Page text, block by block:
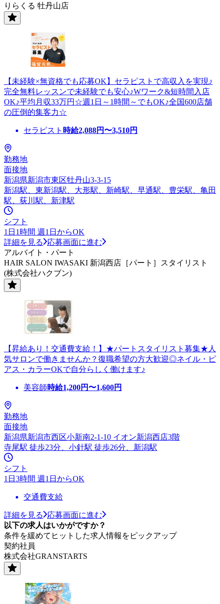
りらくる 牡丹山店
【未経験×無資格でも応募OK】セラピストで高収入を実現♪
完全無料レッスンで未経験でも安心♪Wワーク&短時間入店
OK♪平均月収33万円☆週1日～1時間～でもOK♪全国600店舗
の圧倒的集客力☆
セラピスト 時給2,088円〜3,510円
勤務地
面接地
新潟県新潟市東区牡丹山3-3-15
新潟駅、東新潟駅、大形駅、新崎駅、早通駅、豊栄駅、亀田
駅、荻川駅、新津駅
シフト
1日1時間 週1日からOK
詳細を見る
応募画面に進む
アルバイト・パート
HAIR SALON IWASAKI 新潟西店［パート］スタイリスト
(株式会社ハクブン)
【昇給あり！交通費支給！】★パートスタイリスト募集★人
気サロンで働きませんか？復職希望の方大歓迎◎ネイル・ピ
アス・カラーOKで自分らしく働けます♪
美容師時給1,200円〜1,600円
勤務地
面接地
新潟県新潟市西区小新南2-1-10 イオン新潟西店3階
寺尾駅 徒歩23分、小針駅 徒歩26分、新潟駅
シフト
1日3時間 週1日からOK
交通費支給
詳細を見る
応募画面に進む
以下の求人はいかがですか？
条件を緩めてヒットした求人情報をピックアップ
契約社員
株式会社GRANSTARTS